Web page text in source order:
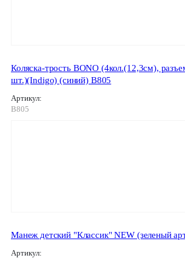
Коляска-трость BONO (4кол.(12,3см),
шт.)(Indigo) (синий) B805
Артикул:
B805
Манеж детский "Классик" NEW (зеленый
Артикул: